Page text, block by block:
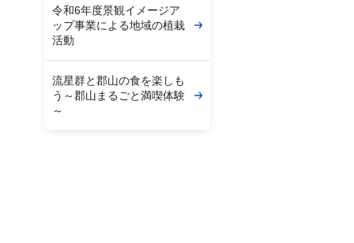
令和6年度景観イメージア
ップ事業による地域の植栽
活動
流星群と郡山の食を楽しも
う～郡山まるごと満喫体験
～